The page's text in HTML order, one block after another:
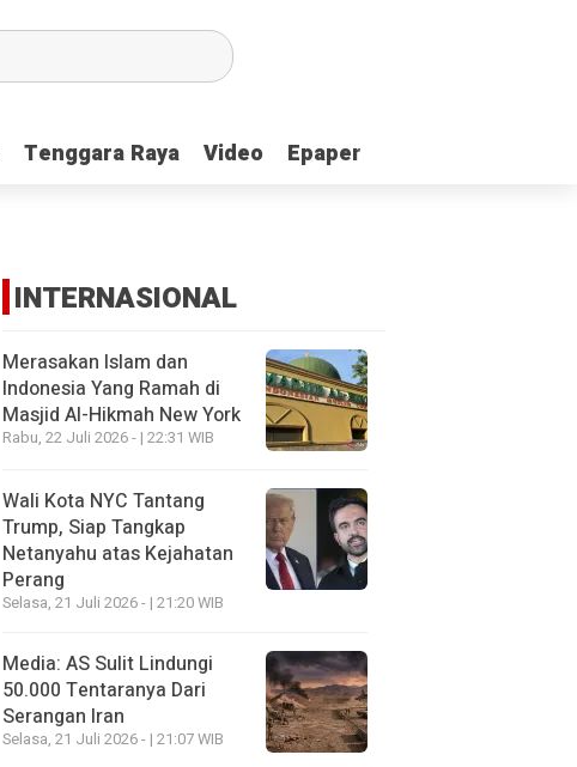
Tenggara Raya Video Epaper
Tenggara Raya Video Epaper
INTERNASIONAL
Merasakan Islam dan
Indonesia Yang Ramah di
Masjid Al-Hikmah New York
Rabu, 22 Juli 2026 - | 22:31 WIB
Wali Kota NYC Tantang
Trump, Siap Tangkap
Netanyahu atas Kejahatan
Perang
Selasa, 21 Juli 2026 - | 21:20 WIB
Media: AS Sulit Lindungi
50.000 Tentaranya Dari
Serangan Iran
Selasa, 21 Juli 2026 - | 21:07 WIB